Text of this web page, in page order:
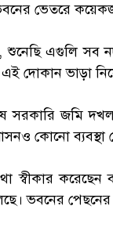
ভেতরে
এগুলি সব
দোকান ভাড়া
সরকারি জমি
কোনো ব্যবস্থা
স্বীকার
ভবনের